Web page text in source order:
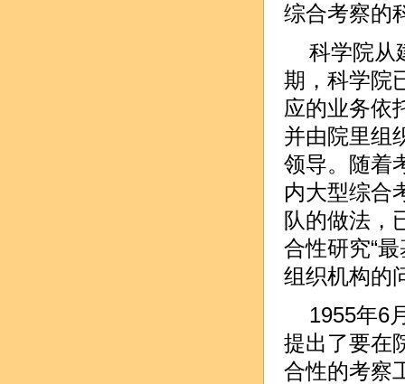
综合考察的
科学院从
期，科学院
应的业务依
并由院里组
领导。随着
内大型综合
队的做法，
合性研究“
组织机构的
1955年6
提出了要在
合性的考察